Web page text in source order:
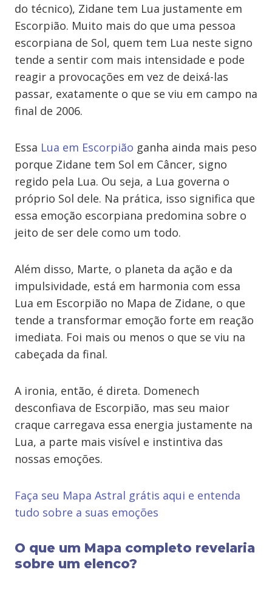
do técnico), Zidane tem Lua justamente em
Escorpião. Muito mais do que uma pessoa
escorpiana de Sol, quem tem Lua neste signo
tende a sentir com mais intensidade e pode
reagir a provocações em vez de deixá-las
passar, exatamente o que se viu em campo na
final de 2006.
Essa Lua em Escorpião ganha ainda mais peso
porque Zidane tem Sol em Câncer, signo
regido pela Lua. Ou seja, a Lua governa o
próprio Sol dele. Na prática, isso significa que
essa emoção escorpiana predomina sobre o
jeito de ser dele como um todo.
Além disso, Marte, o planeta da ação e da
impulsividade, está em harmonia com essa
Lua em Escorpião no Mapa de Zidane, o que
tende a transformar emoção forte em reação
imediata. Foi mais ou menos o que se viu na
cabeçada da final.
A ironia, então, é direta. Domenech
desconfiava de Escorpião, mas seu maior
craque carregava essa energia justamente na
Lua, a parte mais visível e instintiva das
nossas emoções.
Faça seu Mapa Astral grátis aqui e entenda
tudo sobre a suas emoções
O que um Mapa completo revelaria
sobre um elenco?